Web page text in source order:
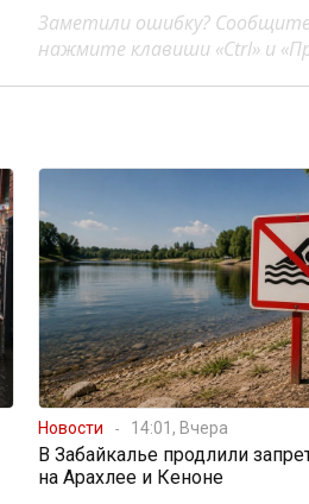
Заметили ошибку?
нажмите клавиши «Ctrl» и
Новости 14:01, Вчера
В Забайкалье продлили
на Арахлее и Кеноне